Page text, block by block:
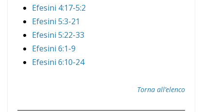
Efesini 4:17-5:2
Efesini 5:3-21
Efesini 5:22-33
Efesini 6:1-9
Efesini 6:10-24
Torna all’elenco